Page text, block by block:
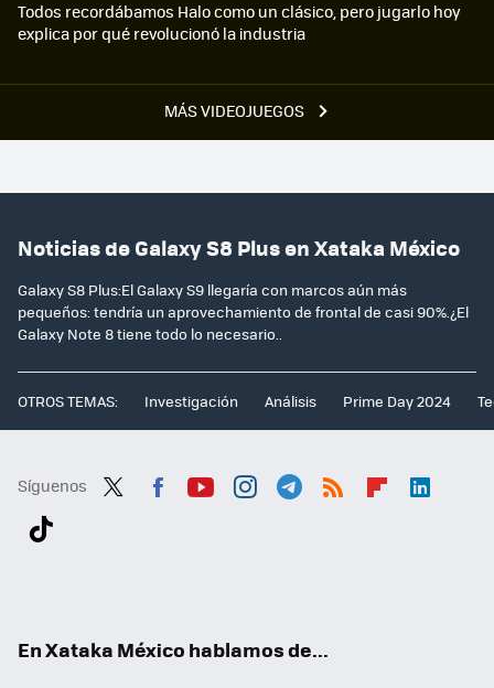
MÁS VIDEOJUEGOS
Todos recordábamos Halo como un clásico, pero jugarlo hoy
explica por qué revolucionó la industria
Noticias de Galaxy S8 Plus en Xataka México
Galaxy S8 Plus:El Galaxy S9 llegaría con marcos aún más
pequeños: tendría un aprovechamiento de frontal de casi 90%.¿El
Galaxy Note 8 tiene todo lo necesario..
OTROS TEMAS: Investigación Análisis Prime Day 2024
Síguenos
En Xataka México hablamos de...